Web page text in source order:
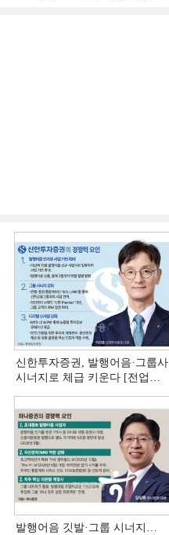
신한투자증권, 발행어음·그룹사
시너지로 체급 키운다 [전업계
발행어음 깃발·그룹 시너지…